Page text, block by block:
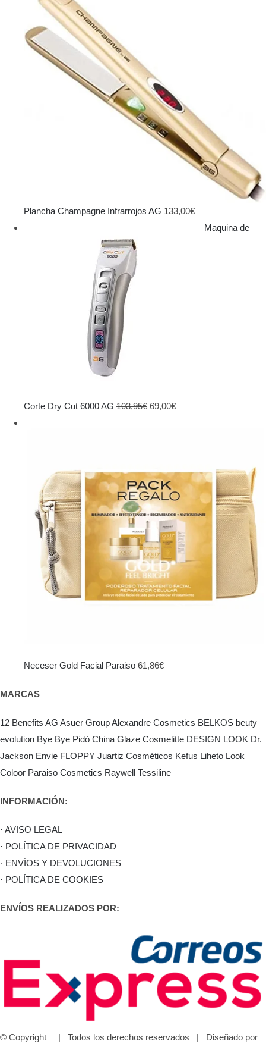
Plancha Champagne Infrarrojos AG 133,00€
Maquina de
Corte Dry Cut 6000 AG 103,95€ El
103,95€.
69,00€El
69,00€.
Neceser Gold Facial Paraiso 61,86€
MARCAS
12 Benefits AG Asuer GroupAlexandre Cosmetics BELKOS beuty
evolution Bye Bye Pidò China Glaze Cosmelitte DESIGN LOOK Dr.
Jackson Envie FLOPPY Juartiz Cosméticos Kefus Liheto Look
Coloor Paraiso Cosmetics Raywell Tessiline
INFORMACIÓN:
· AVISO LEGAL
· POLÍTICA DE PRIVACIDAD
· ENVÍOS Y DEVOLUCIONES
· POLÍTICA DE COOKIES
ENVÍOS REALIZADOS POR:
© Copyright | Todos los derechos reservados | Diseñado por